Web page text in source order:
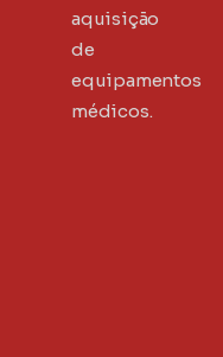
aquisição
de
equipamentos
médicos.